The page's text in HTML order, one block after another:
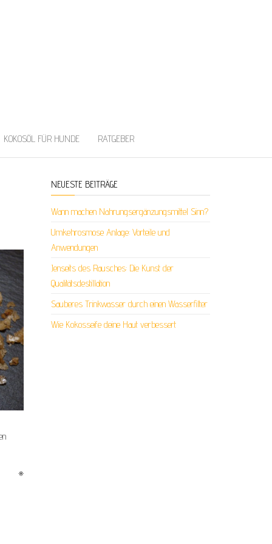
KOKOSÖL FÜR HUNDE RATGEBER
※
NEUESTE BEITRÄGE
Wann machen Nahrungsergänzungsmittel Sinn?
Umkehrosmose Anlage: Vorteile und
Anwendungen
Jenseits des Rausches: Die Kunst der
Qualitätsdestillation
Sauberes Trinkwasser durch einen Wasserfilter
Wie Kokosseife deine Haut verbessert